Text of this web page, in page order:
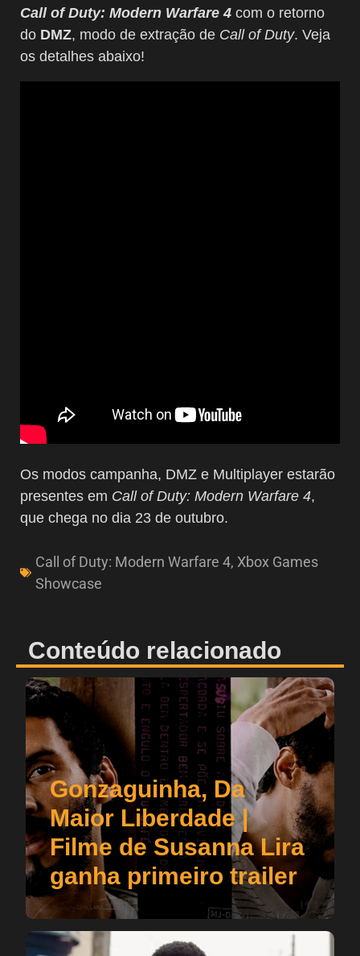
Call of Duty: Modern Warfare 4 com o retorno
do DMZ, modo de extração de Call of Duty. Veja
os detalhes abaixo!
Os modos campanha, DMZ e Multiplayer estarão
presentes em Call of Duty: Modern Warfare 4,
que chega no dia 23 de outubro.
Call of Duty: Modern Warfare 4, Xbox Games
Showcase
Conteúdo relacionado
Gonzaguinha, Da
Maior Liberdade |
Filme de Susanna Lira
ganha primeiro trailer